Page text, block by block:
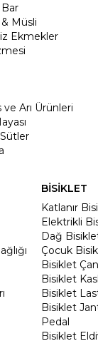
Müsli
Ekmekler
ve Arı Ürünleri
BİSİKLET
Katlanır
Elektrikli
Dağ
Çocuk
Bisiklet
Bisiklet
Bisiklet
Bisiklet
Pedal
Bisiklet